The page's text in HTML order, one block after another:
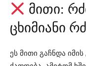
მითი:
ცხიმიანი
ეს მითი გაჩნდა